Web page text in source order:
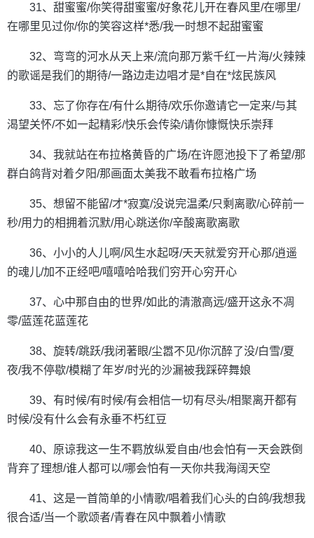
31、甜蜜蜜/你笑得甜蜜蜜/好象花儿开在春风里/在哪里/
在哪里见过你/你的笑容这样*悉/我一时想不起甜蜜蜜
32、弯弯的河水从天上来/流向那万紫千红一片海/火辣辣
的歌谣是我们的期待/一路边走边唱才是*自在*炫民族风
33、忘了你存在/有什么期待/欢乐你邀请它一定来/与其
渴望关怀/不如一起精彩/快乐会传染/请你慷慨快乐崇拜
34、我就站在布拉格黄昏的广场/在许愿池投下了希望/那
群白鸽背对着夕阳/那画面太美我不敢看布拉格广场
35、想留不能留/才*寂寞/没说完温柔/只剩离歌/心碎前一
秒/用力的相拥着沉默/用心跳送你/辛酸离歌离歌
36、小小的人儿啊/风生水起呀/天天就爱穷开心那/逍遥
的魂儿/加不正经吧/嘻嘻哈哈我们穷开心穷开心
37、心中那自由的世界/如此的清澈高远/盛开这永不凋
零/蓝莲花蓝莲花
38、旋转/跳跃/我闭著眼/尘嚣不见/你沉醉了没/白雪/夏
夜/我不停歇/模糊了年岁/时光的沙漏被我踩碎舞娘
39、有时候/有时候/有会相信一切有尽头/相聚离开都有
时候/没有什么会有永垂不朽红豆
40、原谅我这一生不羁放纵爱自由/也会怕有一天会跌倒
背弃了理想/谁人都可以/哪会怕有一天你共我海阔天空
41、这是一首简单的小情歌/唱着我们心头的白鸽/我想我
很合适/当一个歌颂者/青春在风中飘着小情歌